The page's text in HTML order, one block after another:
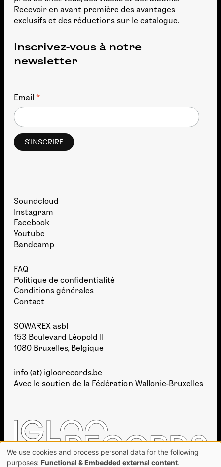
Recevoir en avant première des avantages
exclusifs et des réductions sur le catalogue.
Inscrivez-vous à notre
newsletter
Email *
Soundcloud
Instagram
Facebook
Youtube
Bandcamp
FAQ
Politique de confidentialité
Conditions générales
Contact
SOWAREX asbl
153 Boulevard Léopold II
1080 Bruxelles, Belgique
info (at) igloorecords.be
Avec le soutien de la Fédération Wallonie-Bruxelles
Use
We use cookies and process personal data for the following
purposes: Functional & Embedded external content.